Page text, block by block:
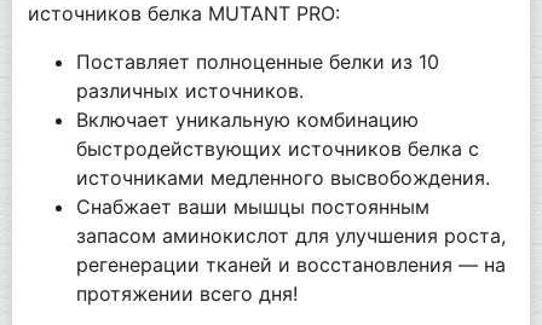
источников белка MUTANT PRO:
Поставляет полноценные белки из 10
различных источников.
Включает уникальную комбинацию
быстродействующих источников белка с
источниками медленного высвобождения.
Снабжает ваши мышцы постоянным
запасом аминокислот для улучшения роста,
регенерации тканей и восстановления — на
протяжении всего дня!